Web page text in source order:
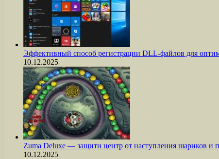
Эффективный способ регистрации DLL-файлов для
10.12.2025
Zuma Deluxe — защити центр от наступления шариков и
10.12.2025